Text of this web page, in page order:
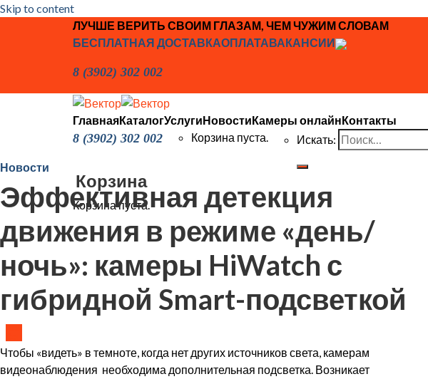
Skip to content
ЛУЧШЕ ВЕРИТЬ СВОИМ ГЛАЗАМ, ЧЕМ ЧУЖИМ СЛОВАМ
БЕСПЛАТНАЯ ДОСТАВКАОПЛАТАВАКАНСИИ
8 (3902) 302 002
ГлавнаяКаталогУслугиНовостиКамеры онлайнКонтакты
8 (3902) 302 002 Корзина пуста. Искать:
Корзина
Корзина пуста.
Новости
Эффективная детекция
движения в режиме «день/
ночь»: камеры HiWatch с
гибридной Smart-подсветкой
Чтобы «видеть» в темноте, когда нет других источников света, камерам
видеонаблюдения необходима дополнительная подсветка. Возникает